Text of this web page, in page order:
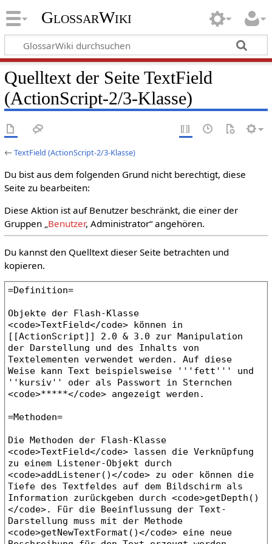
GlossarWiki
Quelltext der Seite TextField
(ActionScript-2/3-Klasse)
←TextField (ActionScript-2/3-Klasse)
Du bist aus dem folgenden Grund nicht berechtigt, diese
Seite zu bearbeiten:
Diese Aktion ist auf Benutzer beschränkt, die einer der
Gruppen „Benutzer, Administrator“ angehören.
Du kannst den Quelltext dieser Seite betrachten und
kopieren.